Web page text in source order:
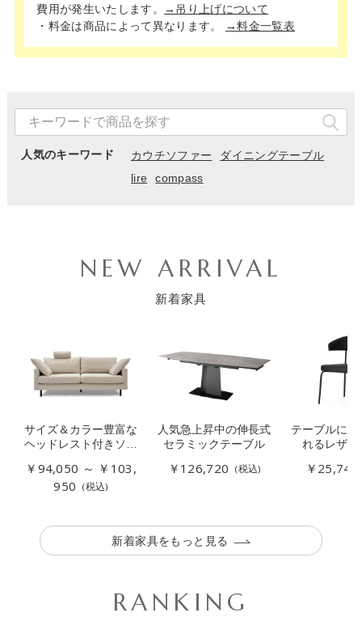
費用が発生いたします。
→吊り上げについて
・料金は商品によって異なります。
→料金一覧表
人気のキーワード カウチソファー
ダイニングテーブル
lire
compass
NEW ARRIVAL
新着家具
サイズ＆カラー豊富な
ヘッドレスト付きソフ
￥94,050 ～ ￥103,
950 (税込)
人気急上昇中の伸長式
セラミックテーブル
￥126,720 (税込)
テーブルに
れるレザー
￥25,740
新着家具をもっと見る
RANKING